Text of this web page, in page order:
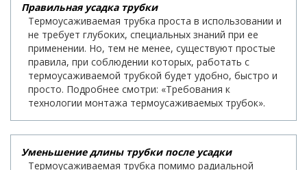
Правильная усадка трубки
Термоусаживаемая трубка проста в использовании и
не требует глубоких, специальных знаний при ее
применении. Но, тем не менее, существуют простые
правила, при соблюдении которых, работать с
термоусаживаемой трубкой будет удобно, быстро и
просто. Подробнее смотри: «Требования к
технологии монтажа термоусаживаемых трубок».
Уменьшение длины трубки после усадки
Термоусаживаемая трубка помимо радиальной